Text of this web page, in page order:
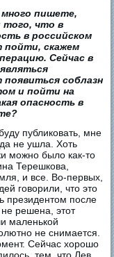
пишете,
того, что в
в российском
пойти, скажем
Сейчас в
соблазн
и пойти на
опасность в
публиковать, мне
не ушла. Хоть
можно было как-то
Терешкова,
и все. Во-первых,
говорили, что это
президентом после
решена, этот
маленькой
не снимается.
Сейчас хорошо
тем, что Лев